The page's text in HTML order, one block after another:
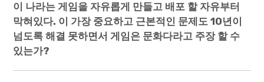
이 나라는 게임을 자유롭게 만들고 배포 할 자유부터
막혀있다. 이 가장 중요하고 근본적인 문제도 10년이
넘도록 해결 못하면서 게임은 문화다라고 주장 할 수
있는가?